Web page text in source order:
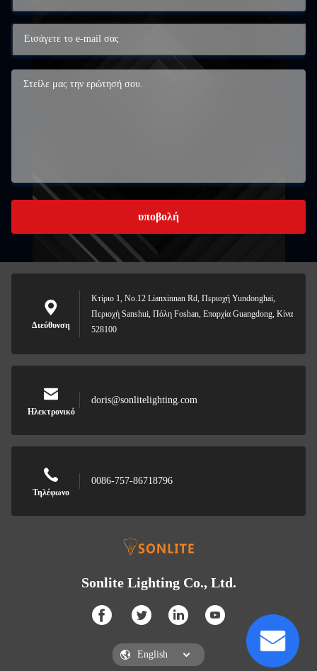
υποβολή
Διεύθυνση
Κτίριο 1, No.12 Lianxinnan Rd, Περιοχή Yundonghai,
Περιοχή Sanshui, Πόλη Foshan, Επαρχία Guangdong, Κίνα
528100
Ηλεκτρονικό
doris@sonlitelighting.com
Τηλέφωνο
0086-757-86718796
Sonlite Lighting Co., Ltd.